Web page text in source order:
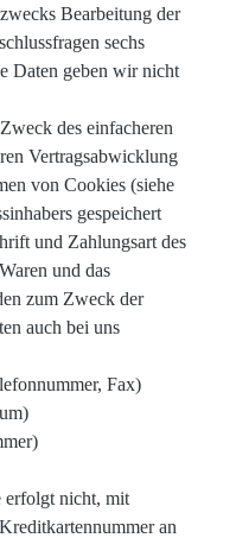
Bearbeitung der
sechs
Daten geben wir nicht
des einfacheren
Vertragsabwicklung
von Cookies (siehe
gespeichert
und Zahlungsart des
und das
zum Zweck der
auch bei uns
Fax)
erfolgt nicht, mit
an